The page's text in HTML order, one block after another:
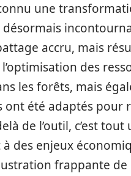
une
accru, mais
des
les forêts, mais
ont été adaptés pour
de l’outil, c’est
des enjeux
frappante